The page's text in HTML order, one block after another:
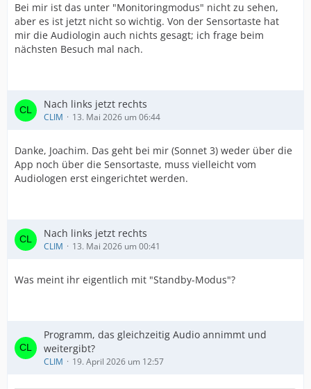
Bei mir ist das unter "Monitoringmodus" nicht zu sehen,
aber es ist jetzt nicht so wichtig. Von der Sensortaste hat
mir die Audiologin auch nichts gesagt; ich frage beim
nächsten Besuch mal nach.
Nach links jetzt rechts
CLIM 13. Mai 2026 um 06:44
Danke, Joachim. Das geht bei mir (Sonnet 3) weder über die
App noch über die Sensortaste, muss vielleicht vom
Audiologen erst eingerichtet werden.
Nach links jetzt rechts
CLIM 13. Mai 2026 um 00:41
Was meint ihr eigentlich mit "Standby-Modus"?
Programm, das gleichzeitig Audio annimmt und
weitergibt?
CLIM 19. April 2026 um 12:57